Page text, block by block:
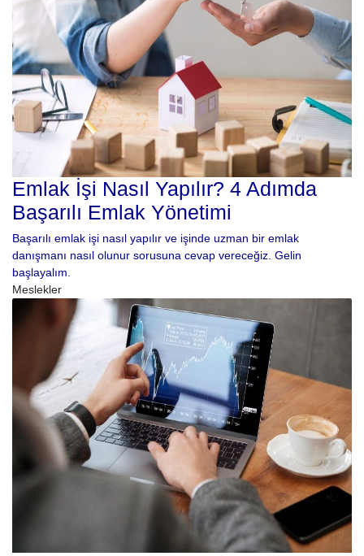
Emlak İşi Nasıl Yapılır? 4 Adımda
Başarılı Emlak Yönetimi
Başarılı emlak işi nasıl yapılır ve işinde uzman bir emlak
danışmanı nasıl olunur sorusuna cevap vereceğiz. Gelin
başlayalım.
Meslekler